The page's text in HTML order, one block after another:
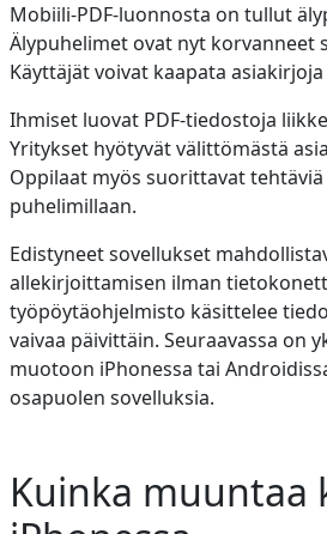
Mobiili-PDF-luonnosta on tullut
Älypuhelimet ovat nyt korvanneet
Käyttäjät voivat kaapata
Ihmiset luovat PDF-tiedostoja
Yritykset hyötyvät välittömästä
Oppilaat myös suorittavat
puhelimillaan.
Edistyneet sovellukset
allekirjoittamisen ilman
työpöytäohjelmisto käsittelee
vaivaa päivittäin. Seuraavassa on
muotoon iPhonessa tai
osapuolen sovelluksia.
Kuinka muuntaa